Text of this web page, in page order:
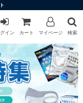
イン カート マイページ 検索